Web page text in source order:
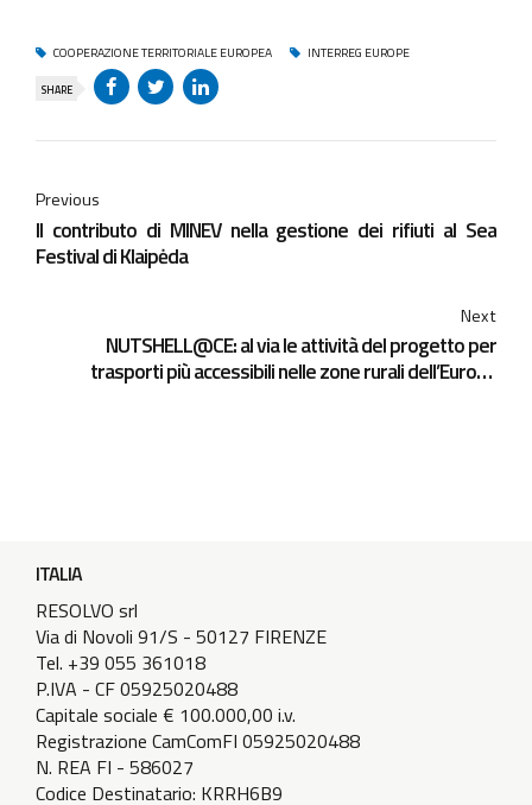
COOPERAZIONE TERRITORIALE EUROPEA INTERREG EUROPE
SHARE
Previous
Il contributo di MINEV nella gestione dei rifiuti al Sea
Festival di Klaipėda
Next
NUTSHELL@CE: al via le attività del progetto per
trasporti più accessibili nelle zone rurali dell’Europa
ITALIA
RESOLVO srl
Via di Novoli 91/S - 50127 FIRENZE
Tel. +39 055 361018
P.IVA - CF 05925020488
Capitale sociale € 100.000,00 i.v.
Registrazione CamComFI 05925020488
N. REA FI - 586027
Codice Destinatario: KRRH6B9